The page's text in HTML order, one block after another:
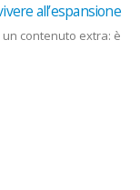
per connessioni
come
gara da 6,5 milioni